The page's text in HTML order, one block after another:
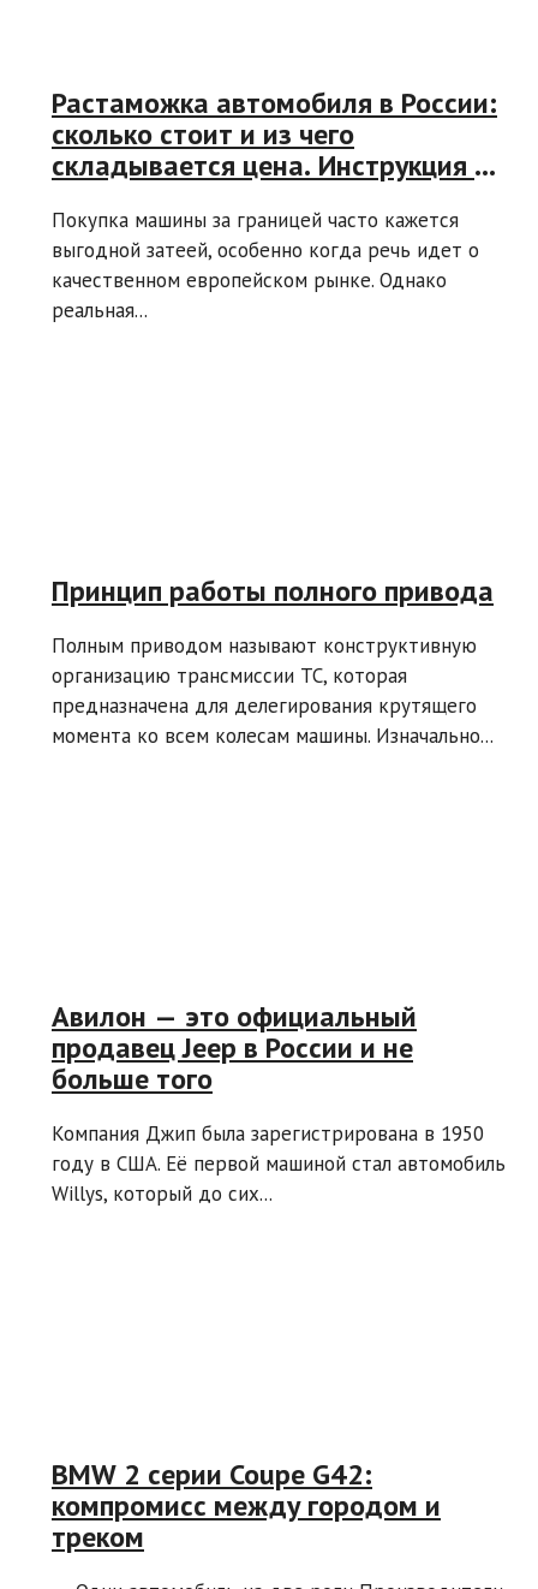
Растаможка автомобиля в России:
сколько стоит и из чего
складывается цена. Инструкция и
авто
Покупка машины за границей часто кажется
выгодной затеей, особенно когда речь идет о
качественном европейском рынке. Однако
реальная...
Принцип работы полного привода
Полным приводом называют конструктивную
организацию трансмиссии ТС, которая
предназначена для делегирования крутящего
момента ко всем колесам машины. Изначально...
Авилон — это официальный
продавец Jeep в России и не
больше того
Компания Джип была зарегистрирована в 1950
году в США. Её первой машиной стал автомобиль
Willys, который до сих...
BMW 2 серии Coupe G42:
компромисс между городом и
треком